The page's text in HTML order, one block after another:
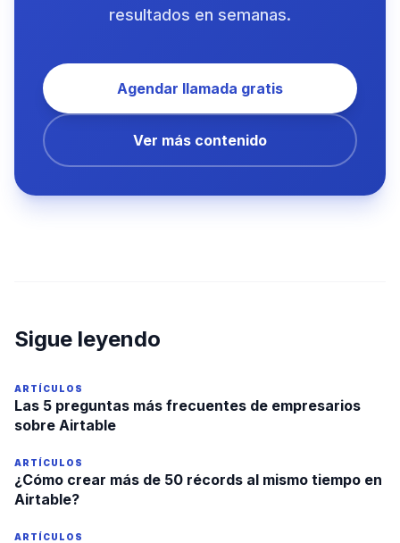
resultados en semanas.
Agendar llamada gratis
Ver más contenido
Sigue leyendo
ARTÍCULOS
Las 5 preguntas más frecuentes de empresarios
sobre Airtable
ARTÍCULOS
¿Cómo crear más de 50 récords al mismo tiempo en
Airtable?
ARTÍCULOS